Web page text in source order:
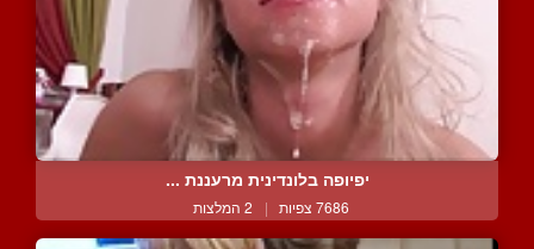
יפיופה בלונדינית מרעננת ...
7686 צפיות | 2 המלצות